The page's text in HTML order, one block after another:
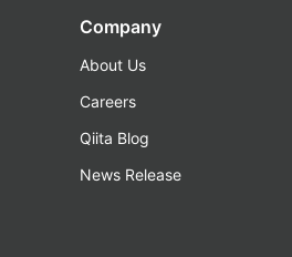
Company
About Us
Careers
Qiita Blog
News Release